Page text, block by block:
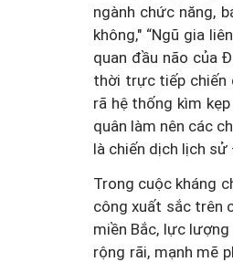
ngành chức năng,
không," “Ngũ gia
quan đầu não của
thời trực tiếp chiến
rã hệ thống kìm
quân làm nên các
là chiến dịch lịch sử
Trong cuộc kháng
công xuất sắc trên
miền Bắc, lực
rộng rãi, mạnh mẽ